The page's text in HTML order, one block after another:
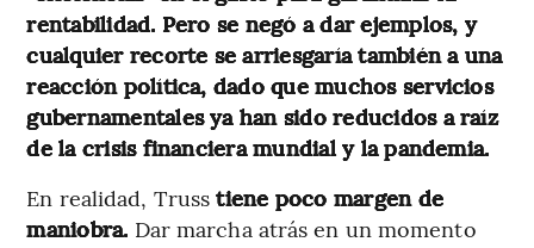
rentabilidad. Pero se negó a dar ejemplos, y
cualquier recorte se arriesgaría también a una
reacción política, dado que muchos servicios
gubernamentales ya han sido reducidos a raíz
de la crisis financiera mundial y la pandemia.
En realidad, Trusstiene poco margen de
maniobra. Dar marcha atrás en un momento